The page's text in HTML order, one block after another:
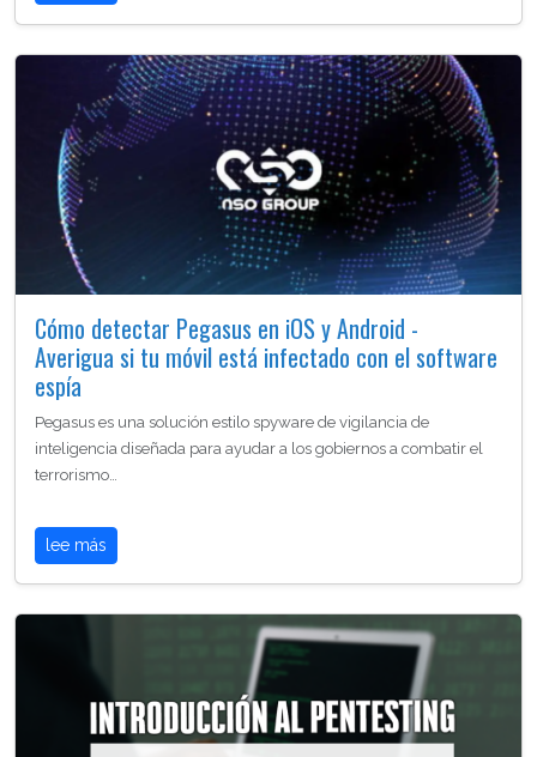
Cómo detectar Pegasus en iOS y Android -
Averigua si tu móvil está infectado con el software
espía
Pegasus es una solución estilo spyware de vigilancia de
inteligencia diseñada para ayudar a los gobiernos a combatir el
terrorismo…
lee más